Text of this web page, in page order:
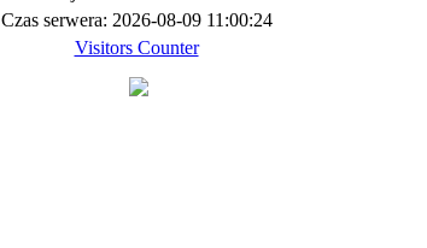
Czas serwera: 2026-08-09 11:00:24
Visitors Counter